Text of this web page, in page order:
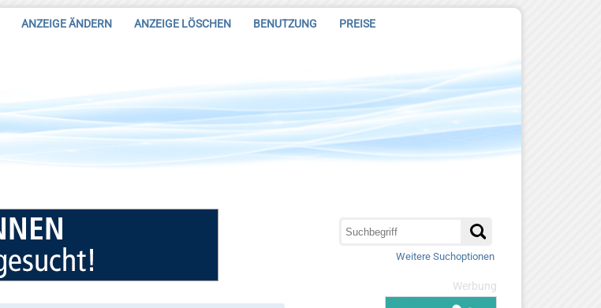
ANZEIGE ÄNDERN ANZEIGE LÖSCHEN BENUTZUNG PREISE
Weitere Suchoptionen
Werbung